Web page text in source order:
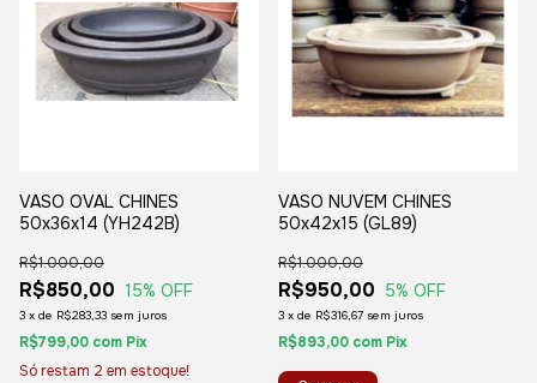
VASO OVAL CHINES
50x36x14 (YH242B)
R$850,00
R$1.000,00
15% OFF
3 x de R$283,33 sem juros
R$799,00 com Pix
Só restam 2 em estoque!
VASO NUVEM CHINES
50x42x15 (GL89)
R$950,00
R$1.000,00
5% OFF
3 x de R$316,67 sem juros
R$893,00 com Pix